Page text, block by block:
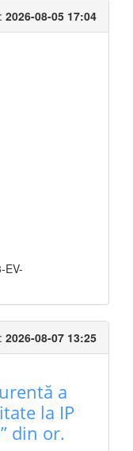
2026-08-05 17:04
EV-
2026-08-07 13:25
a
la IP
din or.